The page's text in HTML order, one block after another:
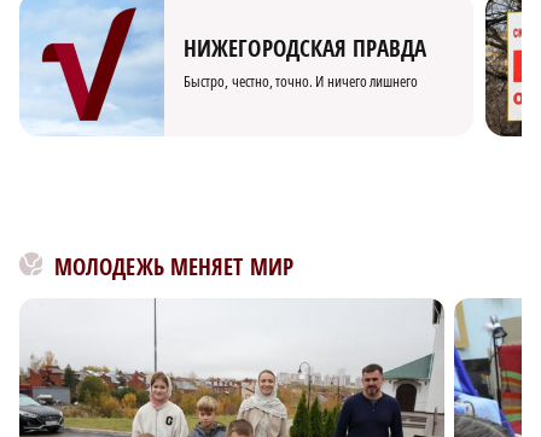
НИЖЕГОРОДСКАЯ ПРАВДА
Быстро, честно, точно. И ничего лишнего
МОЛОДЕЖЬ МЕНЯЕТ МИР